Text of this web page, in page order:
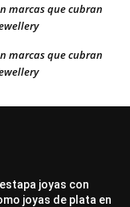
marcas que cubran
marcas que cubran
joyas con
joyas de plata en